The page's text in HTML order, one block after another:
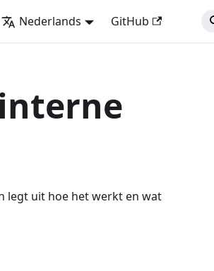
Nederlands GitHub
legt uit hoe het werkt en wat